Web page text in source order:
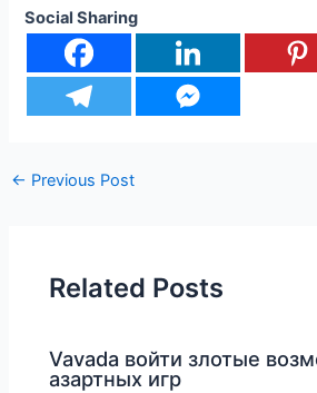
Social Sharing
← Previous Post
Related Posts
Vavada войти злотые
азартных игр